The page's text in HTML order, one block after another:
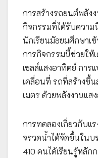
การสร้างรถยนต์พลัง
กิจกรรมที่ได้รับควา
นักเรียนมัธยมศึกษาเ
การกิจกรรมนี้ช่วยให้
เซลล์แสงอาทิตย์ การ
เคลื่อนที่ รถที่สร้างขึ้น
เมตร ด้วยพลังงานแส
การทดลองเกี่ยวกับแ
จรวดน้ำได้จัดขึ้นในบ
410 คนได้เรียนรู้หลัก